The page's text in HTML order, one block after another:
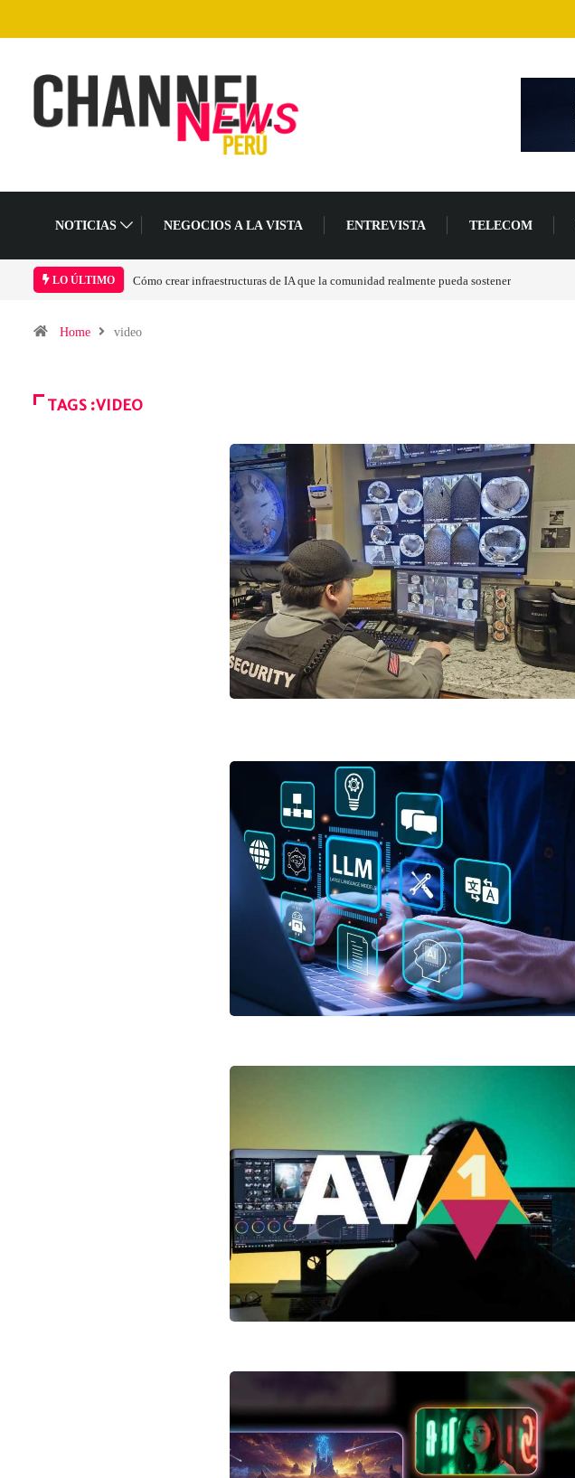
NOTICIAS NEGOCIOS A LA VISTA ENTREVISTA TELECOM
LO ÚLTIMO Las tarjetas gráficas RDNA 5 ya están en fase avanzada de desarrollo
Home video
TAGS :VIDEO